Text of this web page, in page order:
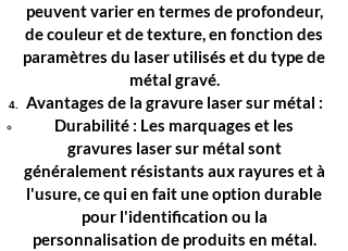
peuvent varier en termes de profondeur,
de couleur et de texture, en fonction des
paramètres du laser utilisés et du type de
métal gravé.
Avantages de la gravure laser sur métal :
Durabilité : Les marquages et les
gravures laser sur métal sont
généralement résistants aux rayures et à
l'usure, ce qui en fait une option durable
pour l'identification ou la
personnalisation de produits en métal.